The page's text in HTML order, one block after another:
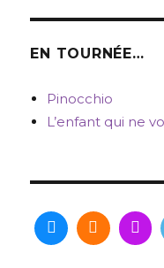
EN TOURNÉE…
Pinocchio
L’enfant qui ne